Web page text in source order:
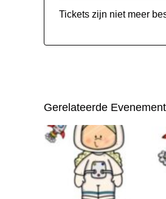
Tickets zijn niet meer
Gerelateerde